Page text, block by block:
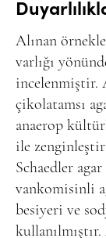
Alınan
varlığı
incelenmiştir.
çikolatamsı
anaerop
ile
Schaedler
vankomisinli
besiyeri ve